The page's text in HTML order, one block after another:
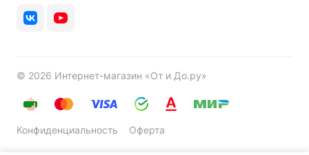
© 2026 Интернет-магазин «От и До.ру»
Конфиденциальность Оферта